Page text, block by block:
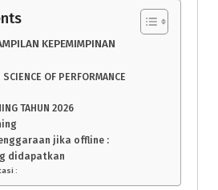
KEPEMIMPINAN
OF PERFORMANCE
TAHUN 2026
jika offline :
didapatkan
: